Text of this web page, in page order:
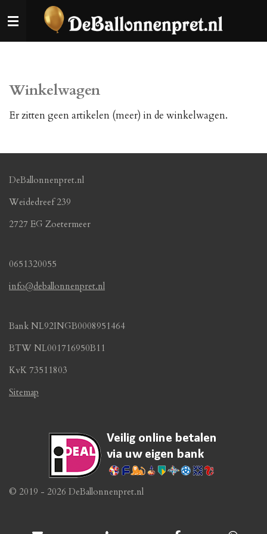
direct
naar
Winkelwagen
Er zitten geen artikelen (meer) in de winkelwagen.
DeBallonnenpret.nl
Weidedreef 239
2727 EG Zoetermeer
0651320055
info@deballonnenpret.nl
Bank NL92INGB0008951464
BTW NL001716950B11
KvK 73511803
Sitemap
© 2019 - 2026 DeBallonnenpret.nl